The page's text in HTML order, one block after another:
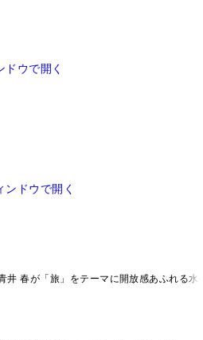
ドウで開く
ンドウで開く
井 春が「旅」をテーマに開放感あふれる